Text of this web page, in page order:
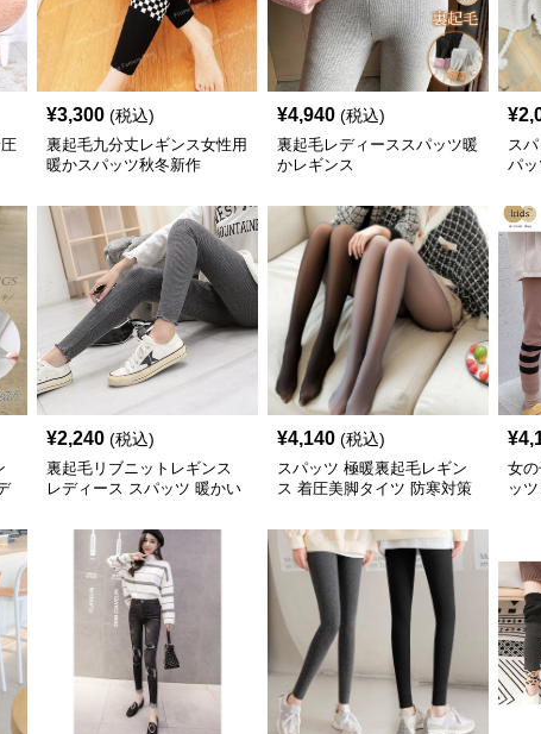
¥3,300 (税込)
裏起毛九分丈レギンス女性用
暖かスパッツ秋冬新作
¥4,940 (税込)
裏起毛レディーススパッツ暖
かレギンス
¥
ス
パ
¥2,240 (税込)
裏起毛リブニットレギンス
レディース スパッツ 暖かい
¥4,140 (税込)
スパッツ 極暖裏起毛レギン
ス 着圧美脚タイツ 防寒対策
¥
女
ッ